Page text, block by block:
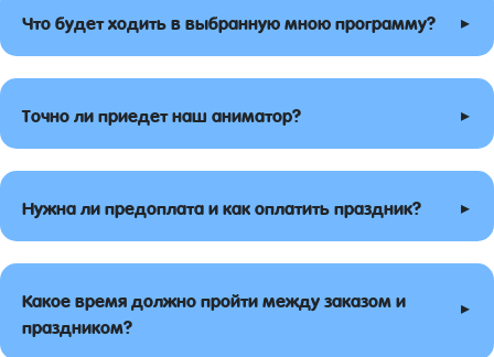
Что будет ходить в выбранную мною программу? ▸
Точно ли приедет наш аниматор? ▸
Нужна ли предоплата и как оплатить праздник? ▸
Какое время должно пройти между заказом и
праздником?
▸